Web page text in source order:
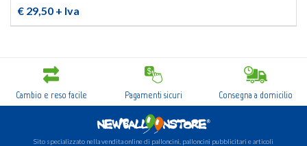
€ 29,50 + Iva
Cambio e reso facile Pagamenti sicuri Consegna a domicilio
Sito specializzato nella vendita online di palloncini, palloncini pubblicitari e articoli